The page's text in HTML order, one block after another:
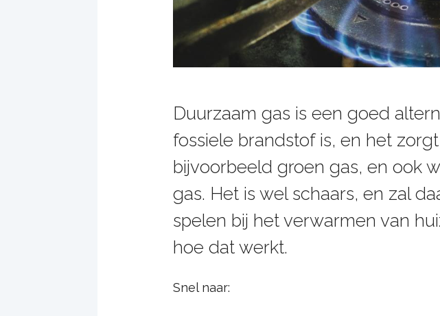
Duurzaam gas is een goed
fossiele brandstof is, en het
bijvoorbeeld groen gas, en ook
gas. Het is wel schaars, en zal
spelen bij het verwarmen van
hoe dat werkt.
Snel naar: